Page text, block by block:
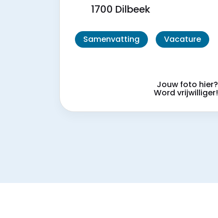
1700 Dilbeek
Samenvatting Vacature
Jouw foto hier?
Word vrijwilliger!